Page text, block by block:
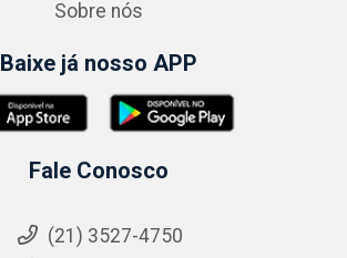
Sobre nós
Baixe já nosso APP
Fale Conosco
(21) 3527-4750